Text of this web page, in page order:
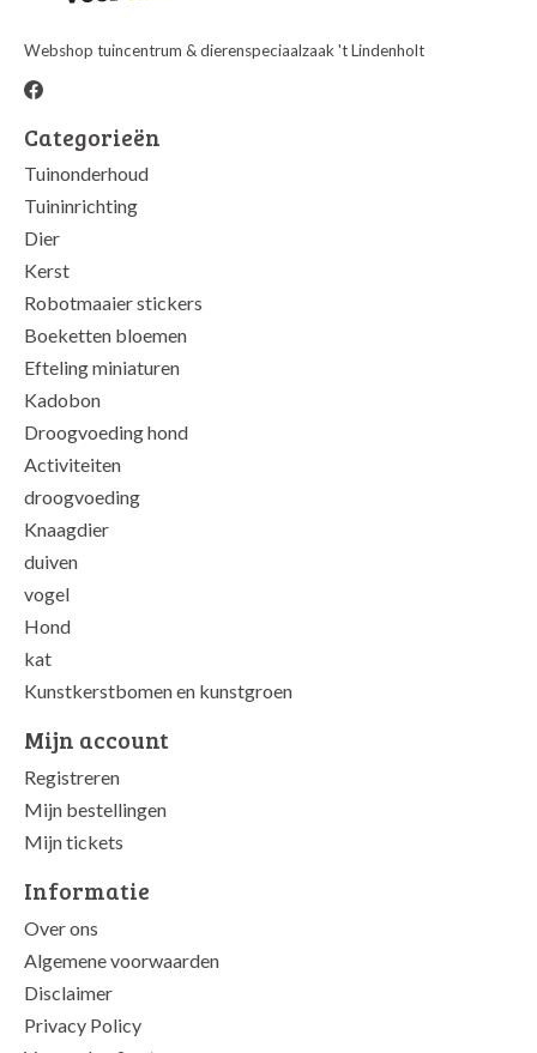
Webshop tuincentrum & dierenspeciaalzaak 't Lindenholt
Categorieën
Tuinonderhoud
Tuininrichting
Dier
Kerst
Robotmaaier stickers
Boeketten bloemen
Efteling miniaturen
Kadobon
Droogvoeding hond
Activiteiten
droogvoeding
Knaagdier
duiven
vogel
Hond
kat
Kunstkerstbomen en kunstgroen
Mijn account
Registreren
Mijn bestellingen
Mijn tickets
Informatie
Over ons
Algemene voorwaarden
Disclaimer
Privacy Policy